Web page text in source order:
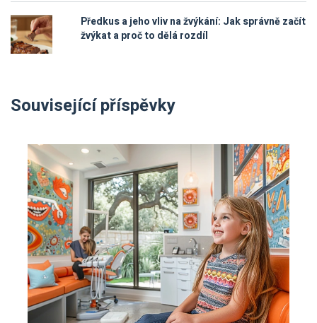
Předkus a jeho vliv na žvýkání: Jak správně začít
žvýkat a proč to dělá rozdíl
Související příspěvky